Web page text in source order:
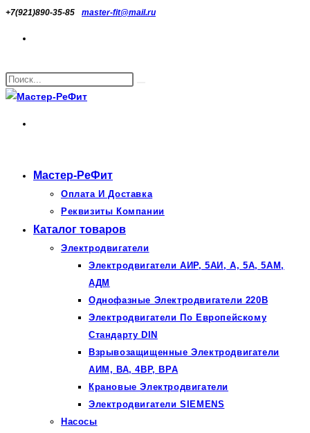
Перейти
+7(921)890-35-85 master-fit@mail.ru
Поиск
на
Мастер-РеФит
Оплата И Доставка
Реквизиты Компании
Каталог товаров
Электродвигатели
Электродвигатели АИР, 5АИ, А, 5А, 5АМ,
АДМ
Однофазные Электродвигатели 220В
Электродвигатели По Европейскому
Стандарту DIN
Взрывозащищенные Электродвигатели
АИМ, ВА, 4ВР, ВРА
Крановые Электродвигатели
Электродвигатели SIEMENS
Насосы